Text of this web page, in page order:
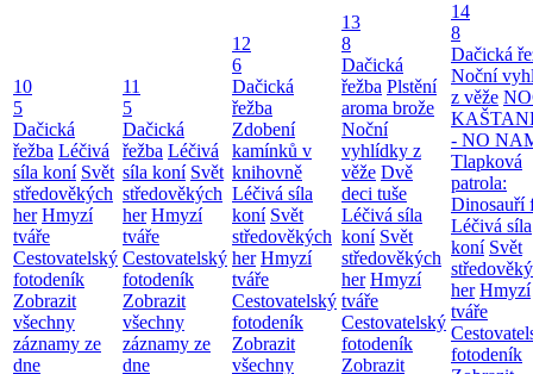
10
5
Dačická
řežba Léčivá
síla koní Svět
středověkých
her Hmyzí
tváře
Cestovatelský
fotodeník
Zobrazit
všechny
záznamy ze
dne
11
5
Dačická
řežba Léčivá
síla koní Svět
středověkých
her Hmyzí
tváře
Cestovatelský
fotodeník
Zobrazit
všechny
záznamy ze
dne
12
6
Dačická
řežba
Zdobení
kamínků v
knihovně
Léčivá síla
koní Svět
středověkých
her Hmyzí
tváře
Cestovatelský
fotodeník
Zobrazit
všechny
13
8
Dačická
řežba Plstění
aroma brože
Noční
vyhlídky z
věže Dvě
deci tuše
Léčivá síla
koní Svět
středověkých
her Hmyzí
tváře
Cestovatelský
fotodeník
Zobrazit
14
8
Dačická
Noční
z věže
- NO
Tlapková
patrola:
Dinosauří
Léčivá síla
koní Svět
her Hmyzí
tváře
fotodeník